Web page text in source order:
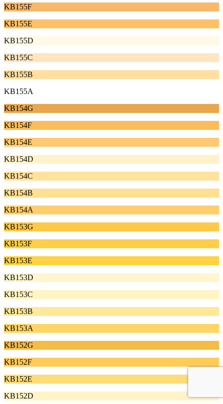
KB155F
KB155E
KB155D
KB155C
KB155B
KB155A
KB154G
KB154F
KB154E
KB154D
KB154C
KB154B
KB154A
KB153G
KB153F
KB153E
KB153D
KB153C
KB153B
KB153A
KB152G
KB152F
KB152E
KB152D